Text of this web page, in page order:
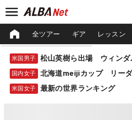
全ツアー ギア レッスン
米国男子
国内女子 北海道meijiカップ リー
米国女子 最新の世界ランキング